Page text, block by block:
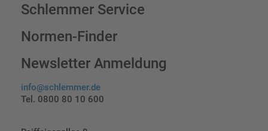
Schlemmer Service
Normen-Finder
Newsletter Anmeldung
info@schlemmer.de
Tel. 0800 80 10 600